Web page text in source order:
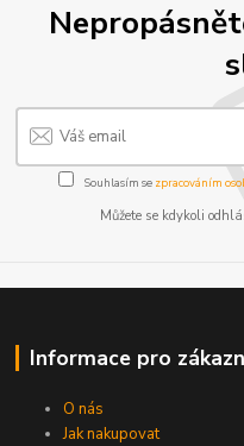
Souhlasím se zpracováním
Můžete se kdykoli
Informace pro
O nás
Jak nakupovat